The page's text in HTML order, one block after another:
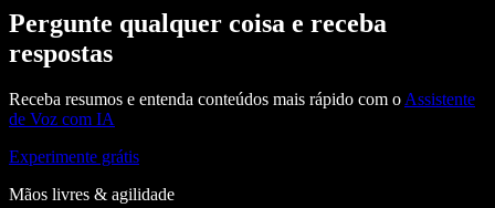
Pergunte qualquer coisa e receba
respostas
Receba resumos e entenda conteúdos mais rápido com oAssistente
de Voz com IA
Experimente grátis
Mãos livres & agilidade